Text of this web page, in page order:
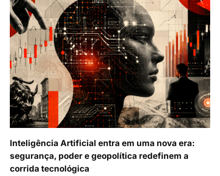
Inteligência Artificial entra em uma nova era:
segurança, poder e geopolítica redefinem a
corrida tecnológica